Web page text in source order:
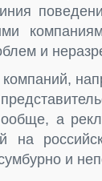
и
компаний,
а
на
и